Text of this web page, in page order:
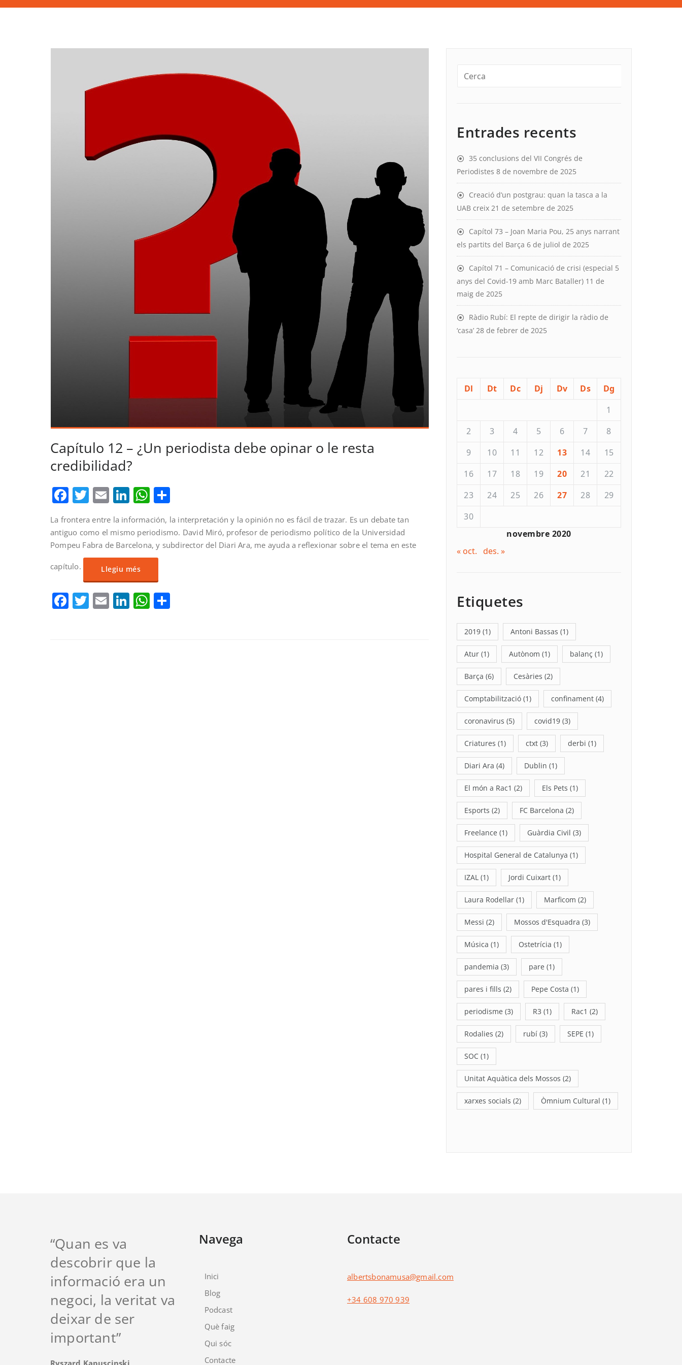
Capítulo 12 – ¿Un periodista debe opinar o le resta
credibilidad?
Facebook
Twitter
EmailLinkedIn
WhatsApp
La frontera entre la información, la interpretación y la opinión no es fácil de trazar. Es un debate tan
antiguo como el mismo periodismo. David Miró, profesor de periodismo político de la Universidad
Pompeu Fabra de Barcelona, y subdirector del Diari Ara, me ayuda a reflexionar sobre el tema en este
capítulo. Llegiu més
Facebook
Twitter
EmailLinkedIn
WhatsApp
Entrades recents
35 conclusions del VII Congrés de
Periodistes 8 de novembre de 2025
Creació d’un postgrau: quan la tasca a la
UAB creix 21 de setembre de 2025
Capítol 73 – Joan Maria Pou, 25 anys narrant
els partits del Barça 6 de juliol de 2025
Capítol 71 – Comunicació de crisi (especial 5
anys del Covid-19 amb Marc Bataller) 11 de
maig de 2025
Ràdio Rubí: El repte de dirigir la ràdio de
‘casa’ 28 de febrer de 2025
novembre 2020
Dl Dt Dc Dj Dv Ds
Dg
1
2
3 4 5 6 7
8
9
10 11 12 13 14
15
16
17 18 19 20 21
22
23
24 25 26 27 28
29
30
« oct. des. »
Etiquetes
2019 (1) Antoni Bassas (1)
Atur (1) Autònom (1) balanç (1)
Barça (6) Cesàries (2)
Comptabilització (1) confinament (4)
coronavirus (5) covid19 (3)
Criatures (1) ctxt (3) derbi (1)
Diari Ara (4) Dublin (1)
El món a Rac1 (2) Els Pets (1)
Esports (2) FC Barcelona (2)
Freelance (1) Guàrdia Civil (3)
Hospital General de Catalunya (1)
IZAL (1) Jordi Cuixart (1)
Laura Rodellar (1) Marficom (2)
Messi (2) Mossos d'Esquadra (3)
Música (1) Ostetrícia (1)
pandemia (3) pare (1)
pares i fills (2) Pepe Costa (1)
periodisme (3) R3 (1) Rac1 (2)
Rodalies (2) rubí (3) SEPE (1)
SOC (1)
Unitat Aquàtica dels Mossos (2)
xarxes socials (2) Òmnium Cultural (1)
“Quan es va
descobrir que la
informació era un
negoci, la veritat va
deixar de ser
important”
Ryszard Kapuscinski
Navega
Inici
Blog
Podcast
Què faig
Qui sóc
Contacte
Contacte
albertsbonamusa@gmail.com
+34 608 970 939